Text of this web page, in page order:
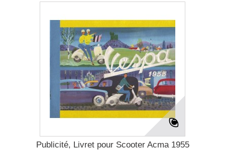
Publicité, Livret pour Scooter Acma 1955